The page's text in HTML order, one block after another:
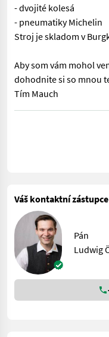
- dvojité kolesá
- pneumatiky Michelin
Stroj je skladom v
Aby som vám mohol
dohodnite si so mnou
Tím Mauch
Tu ponúkame veľmi
Váš kontaktní zástupce
Pán
Ludwig